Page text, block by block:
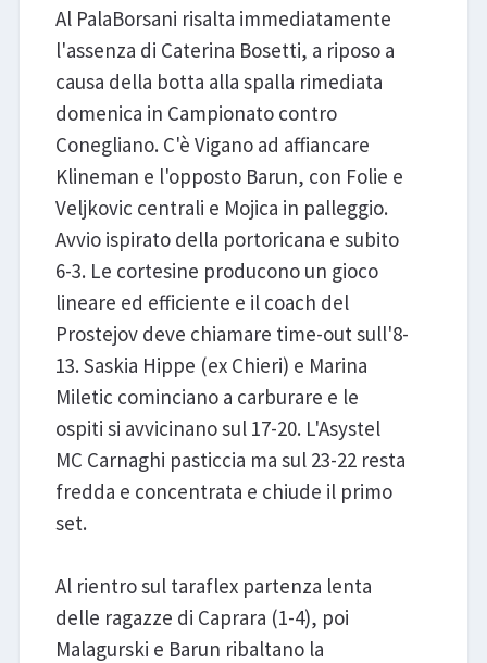
Al PalaBorsani risalta immediatamente
l'assenza di Caterina Bosetti, a riposo a
causa della botta alla spalla rimediata
domenica in Campionato contro
Conegliano. C'è Vigano ad affiancare
Klineman e l'opposto Barun, con Folie e
Veljkovic centrali e Mojica in palleggio.
Avvio ispirato della portoricana e subito
6-3. Le cortesine producono un gioco
lineare ed efficiente e il coach del
Prostejov deve chiamare time-out sull'8-
13. Saskia Hippe (ex Chieri) e Marina
Miletic cominciano a carburare e le
ospiti si avvicinano sul 17-20. L'Asystel
MC Carnaghi pasticcia ma sul 23-22 resta
fredda e concentrata e chiude il primo
set.
Al rientro sul taraflex partenza lenta
delle ragazze di Caprara (1-4), poi
Malagurski e Barun ribaltano la